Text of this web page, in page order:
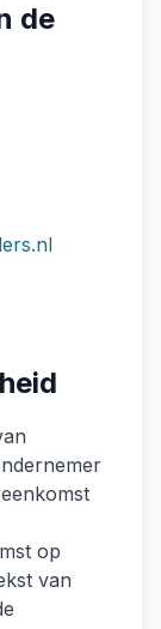
de
op
van